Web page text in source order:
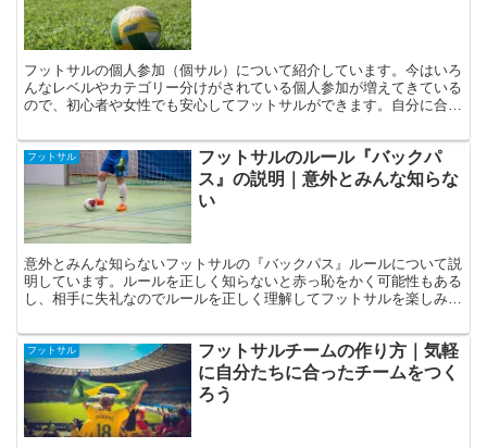
フットサルの個人参加（個サル）について紹介しています。今はいろ
んなレベルやカテゴリー分けがされている個人参加が増えてきている
ので、初心者や女性でも安心してフットサルができます。自分に合う
フットサル
フットサルのルール『バックパ
ス』の説明｜意外とみんな知らな
い
意外とみんな知らないフットサルの『バックパス』ルールについて説
明しています。ルールを正しく知らないと赤っ恥をかく可能性もある
し、相手に失礼なのでルールを正しく理解してフットサルを楽しみま
フットサル
フットサルチームの作り方｜気軽
に自分たちに合ったチームをつく
ろう